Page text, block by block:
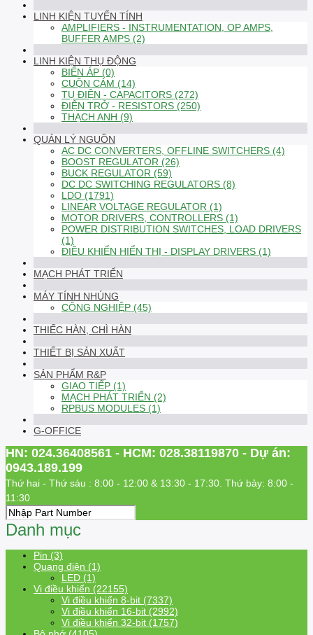
LINH KIỆN TUYẾN TÍNH
AMPLIFIERS - INSTRUMENTATION, OP AMPS,
BUFFER AMPS (2)
LINH KIỆN THỤ ĐỘNG
BIẾN ÁP (0)
CUỘN CẢM (14)
TỤ ĐIỆN - CAPACITORS (272)
ĐIỆN TRỞ - RESISTORS (250)
THẠCH ANH (9)
QUẢN LÝ NGUỒN
AC DC CONVERTERS, OFFLINE SWITCHERS (4)
BOOST REGULATOR (26)
BUCK REGULATOR (59)
DC DC SWITCHING REGULATORS (8)
LDO (1791)
LINEAR VOLTAGE REGULATOR (1)
MOTOR DRIVERS, CONTROLLERS (1)
POWER DISTRIBUTION SWITCHES, LOAD DRIVERS
(1)
ĐIỀU KHIỂN HIỂN THỊ - DISPLAY DRIVERS (1)
MẠCH PHÁT TRIỂN
MÁY TÍNH NHÚNG
CÔNG NGHIỆP (45)
THIẾC HÀN, CHÌ HÀN
THIẾT BỊ SẢN XUẤT
SẢN PHẨM R&P
GIAO TIẾP (1)
MẠCH PHÁT TRIỂN (2)
RPBUS MODULES (1)
G-OFFICE
HN: 024.36408561 - HCM: 028.38119870 - Dự án:
0943.189.199
Thứ hai - Thứ sáu : 8:00 - 12:00 & 13:30 - 17:30. Thứ bảy: 8:00 -
11:30
Danh mục
Pin (3)
Quang điện (1)
LED (1)
Vi điều khiển (22155)
Vi điều khiển 8-bit (7337)
Vi điều khiển 16-bit (2992)
Vi điều khiển 32-bit (1757)